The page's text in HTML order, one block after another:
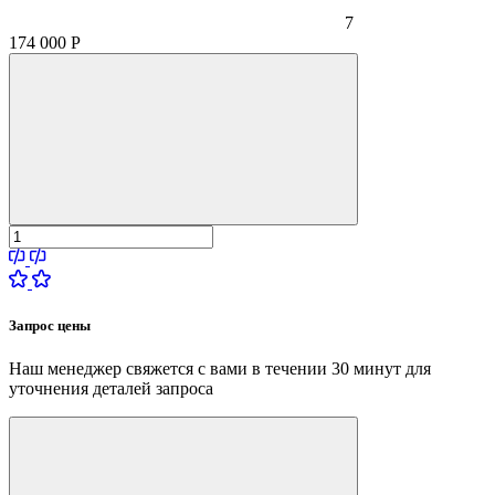
7
174 000 Р
Запрос цены
Наш менеджер свяжется с вами в течении 30 минут для
уточнения деталей запроса